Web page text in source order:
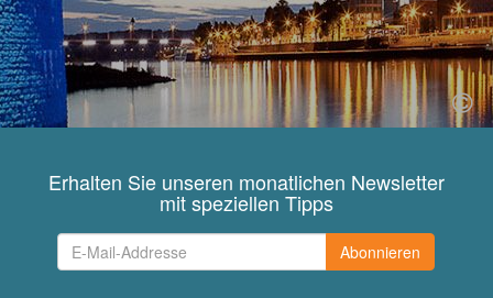
Erhalten Sie unseren monatlichen Newsletter
mit speziellen Tipps
Abonnieren